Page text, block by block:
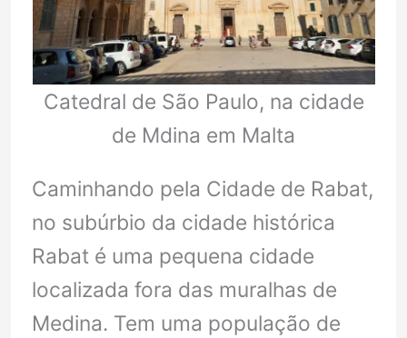
Catedral de São Paulo, na cidade
de Mdina em Malta
Caminhando pela Cidade de Rabat,
no subúrbio da cidade histórica
Rabat é uma pequena cidade
localizada fora das muralhas de
Medina. Tem uma população de